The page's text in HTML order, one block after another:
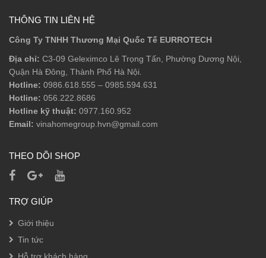
Phụ Kiện Âm
Phụ Kiện Bồn Tắm
Phụ Kiện Phòng Tắm
Phụ Kiện Sen Tắm
Sen Tắm Đầu
Sen Tay
Vòi Lavabo
THÔNG TIN LIÊN HỆ
Công Ty TNHH Thương Mại Quốc Tế EURROTECH
Địa chỉ: C3-09 Geleximco Lê Trọng Tấn, Phường Dương Nội,
Quận Hà Đông, Thành Phố Hà Nội.
Hotline: 0986.618.555 – 0985.594.631
Hotline: 056.222.8686
Hotline kỹ thuật: 0977.160.952
Email: vinahomegroup.hvn@gmail.com
THEO DÕI SHOP
TRỢ GIÚP
Giới thiệu
Tin tức